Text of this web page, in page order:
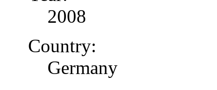
2008
Country:
Germany